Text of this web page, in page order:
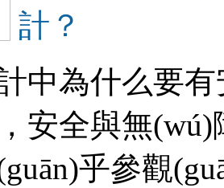
計？
中為什么要有
，安全與無
乎參觀